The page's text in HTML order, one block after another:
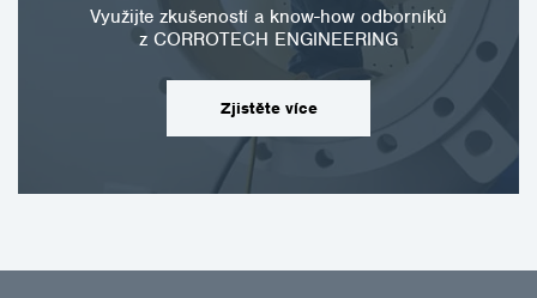
Využijte zkušeností a know-how odborníků
z CORROTECH ENGINEERING
Zjistěte více